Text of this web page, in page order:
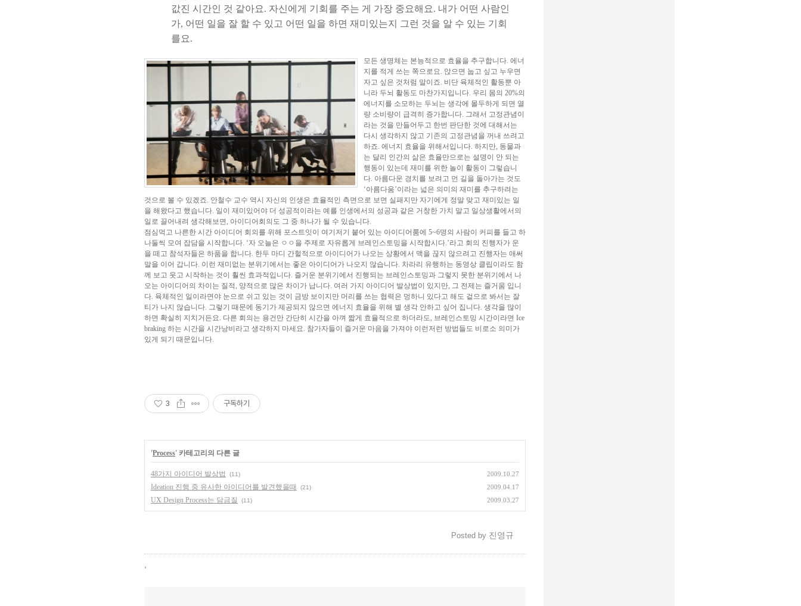
값진 시간인 것 같아요. 자신에게 기회를 주는 게 가장 중요해요. 내가 어떤 사람인
가, 어떤 일을 잘 할 수 있고 어떤 일을 하면 재미있는지 그런 것을 알 수 있는 기회
를요.
모든 생명체는 본능적으로 효율을 추구합니다. 에너
지를 적게 쓰는 쪽으로요. 앉으면 눕고 싶고 누우면
자고 싶은 것처럼 말이죠. 비단 육체적인 활동뿐 아
니라 두뇌 활동도 마찬가지입니다. 우리 몸의 20%의
에너지를 소모하는 두뇌는 생각에 몰두하게 되면 열
량 소비량이 급격히 증가합니다. 그래서 고정관념이
라는 것을 만들어두고 한번 판단한 것에 대해서는
다시 생각하지 않고 기존의 고정관념을 꺼내 쓰려고
하죠. 에너지 효율을 위해서입니다. 하지만, 동물과
는 달리 인간의 삶은 효율만으로는 설명이 안 되는
행동이 있는데 재미를 위한 놀이 활동이 그렇습니
다. 아름다운 경치를 보려고 먼 길을 돌아가는 것도
‘아름다움’이라는 넓은 의미의 재미를 추구하려는
것으로 볼 수 있겠죠. 안철수 교수 역시 자신의 인생은 효율적인 측면으로 보면 실패지만 자기에게 정말 맞고 재미있는 일
을 해왔다고 했습니다. 일이 재미있어야 더 성공적이라는 예를 인생에서의 성공과 같은 거창한 가치 말고 일상생활에서의
일로 끌어내려 생각해보면, 아이디어회의도 그 중 하나가 될 수 있습니다.
점심먹고 나른한 시간 아이디어 회의를 위해 포스트잇이 여기저기 붙어 있는 아이디어룸에 5~6명의 사람이 커피를 들고 하
나둘씩 모여 잡담을 시작합니다. ‘자 오늘은 ㅇㅇ을 주제로 자유롭게 브레인스토밍을 시작합시다.’라고 회의 진행자가 운
을 떼고 참석자들은 하품을 합니다. 한두 마디 간헐적으로 아이디어가 나오는 상황에서 맥을 끊지 않으려고 진행자는 애써
말을 이어 갑니다. 이런 재미없는 분위기에서는 좋은 아이디어가 나오지 않습니다. 차라리 유행하는 동영상 클립이라도 함
께 보고 웃고 시작하는 것이 훨씬 효과적입니다. 즐거운 분위기에서 진행되는 브레인스토밍과 그렇지 못한 분위기에서 나
오는 아이디어의 차이는 질적, 양적으로 많은 차이가 납니다. 여러 가지 아이디어 발상법이 있지만, 그 전제는 즐거움 입니
다. 육체적인 일이라면야 눈으로 쉬고 있는 것이 금방 보이지만 머리를 쓰는 협력은 멍하니 있다고 해도 겉으로 봐서는 잘
티가 나지 않습니다. 그렇기 때문에 동기가 제공되지 않으면 에너지 효율을 위해 별 생각 안하고 싶어 집니다. 생각을 많이
하면 확실히 지치거든요. 다른 회의는 용건만 간단히 시간을 아껴 짧게 효율적으로 하더라도, 브레인스토밍 시간이라면 Ice
braking 하는 시간을 시간낭비라고 생각하지 마세요. 참가자들이 즐거운 마음을 가져야 이런저런 방법들도 비로소 의미가
있게 되기 때문입니다.
3 구독하기
'Process' 카테고리의 다른 글
48가지 아이디어 발상법 (11) 2009.10.27
Ideation 진행 중 유사한 아이디어를 발견했을때 (21) 2009.04.17
UX Design Process는 담금질 (11) 2009.03.27
Posted by 진영규